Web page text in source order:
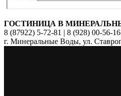
ГОСТИНИЦА В
8 (87922) 5-72-81 | 8 (928) 00-56-
г. Минеральные Воды, ул.